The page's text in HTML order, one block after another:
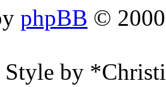
phpBB ©
Style by